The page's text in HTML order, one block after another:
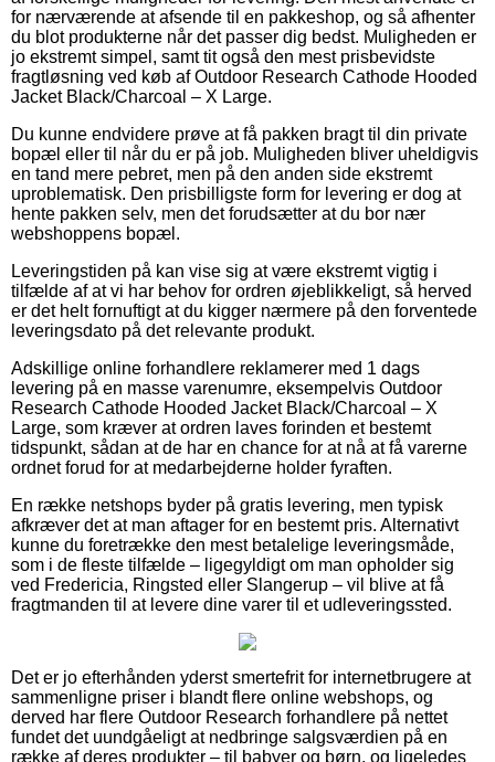
for nærværende at afsende til en pakkeshop, og så afhenter
du blot produkterne når det passer dig bedst. Muligheden er
jo ekstremt simpel, samt tit også den mest prisbevidste
fragtløsning ved køb af Outdoor Research Cathode Hooded
Jacket Black/Charcoal – X Large.
Du kunne endvidere prøve at få pakken bragt til din private
bopæl eller til når du er på job. Muligheden bliver uheldigvis
en tand mere pebret, men på den anden side ekstremt
uproblematisk. Den prisbilligste form for levering er dog at
hente pakken selv, men det forudsætter at du bor nær
webshoppens bopæl.
Leveringstiden på kan vise sig at være ekstremt vigtig i
tilfælde af at vi har behov for ordren øjeblikkeligt, så herved
er det helt fornuftigt at du kigger nærmere på den forventede
leveringsdato på det relevante produkt.
Adskillige online forhandlere reklamerer med 1 dags
levering på en masse varenumre, eksempelvis Outdoor
Research Cathode Hooded Jacket Black/Charcoal – X
Large, som kræver at ordren laves forinden et bestemt
tidspunkt, sådan at de har en chance for at nå at få varerne
ordnet forud for at medarbejderne holder fyraften.
En række netshops byder på gratis levering, men typisk
afkræver det at man aftager for en bestemt pris. Alternativt
kunne du foretrække den mest betalelige leveringsmåde,
som i de fleste tilfælde – ligegyldigt om man opholder sig
ved Fredericia, Ringsted eller Slangerup – vil blive at få
fragtmanden til at levere dine varer til et udleveringssted.
Det er jo efterhånden yderst smertefrit for internetbrugere at
sammenligne priser i blandt flere online webshops, og
derved har flere Outdoor Research forhandlere på nettet
fundet det uundgåeligt at nedbringe salgsværdien på en
række af deres produkter – til babyer og børn, og ligeledes